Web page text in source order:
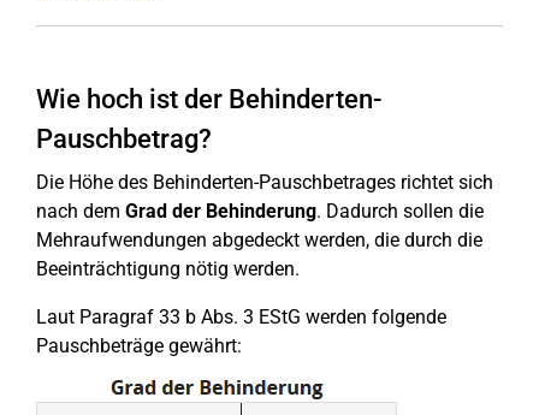
Wie hoch ist der Behinderten-
Pauschbetrag?
Die Höhe des Behinderten-Pauschbetrages richtet sich
nach dem Grad der Behinderung. Dadurch sollen die
Mehraufwendungen abgedeckt werden, die durch die
Beeinträchtigung nötig werden.
Laut Paragraf 33 b Abs. 3 EStG werden folgende
Pauschbeträge gewährt: